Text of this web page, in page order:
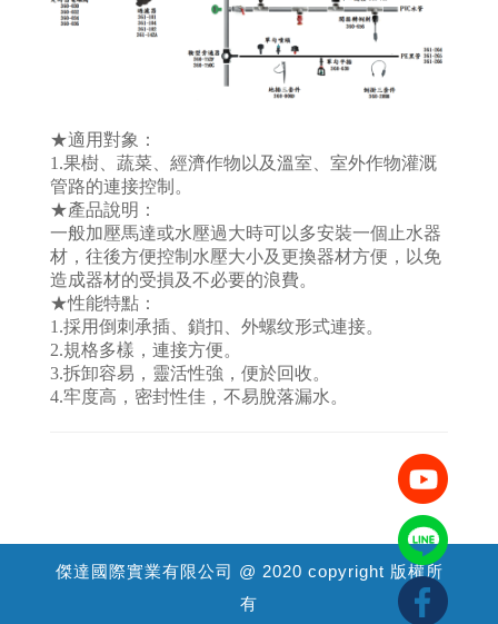
★適用對象：
1.果樹、蔬菜、經濟作物以及溫室、室外作物灌溉
管路的連接控制。
★產品說明：
一般加壓馬達或水壓過大時可以多安裝一個止水器
材， 往後方便控制水壓大小及更換器材方便，以免
造成器材的受損及不必要的浪費。
★性能特點：
1.採用倒刺承插、鎖扣、外螺纹形式連接。
2.規格多樣，連接方便。
3.拆卸容易，靈活性強，便於回收。
4.牢度高，密封性佳，不易脫落漏水。
傑達國際實業有限公司 @ 2020 copyright 版權所
有